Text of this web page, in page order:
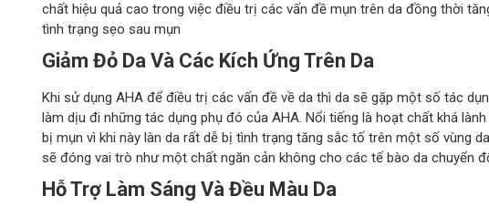
chất hiệu quả cao trong việc điều trị các vấn đề mụn trên da đồng thời
tình trạng sẹo sau mụn
Giảm Đỏ Da Và Các Kích Ứng Trên Da
Khi sử dụng AHA để điều trị các vấn đề về da thì da sẽ gặp một số tác
làm dịu đi những tác dụng phụ đó của AHA. Nổi tiếng là hoạt chất khá
bị mụn vì khi này làn da rất dễ bị tình trạng tăng sắc tố trên một số vùng
sẽ đóng vai trò như một chất ngăn cản không cho các tế bào da chuyển
Hỗ Trợ Làm Sáng Và Đều Màu Da